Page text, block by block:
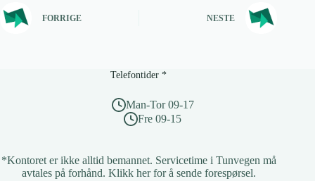
FORRIGE NESTE
Telefontider *
Man-Tor 09-17
Fre 09-15
*Kontoret er ikke alltid bemannet. Servicetime i Tunvegen må
avtales på forhånd. Klikk her for å sende forespørsel.